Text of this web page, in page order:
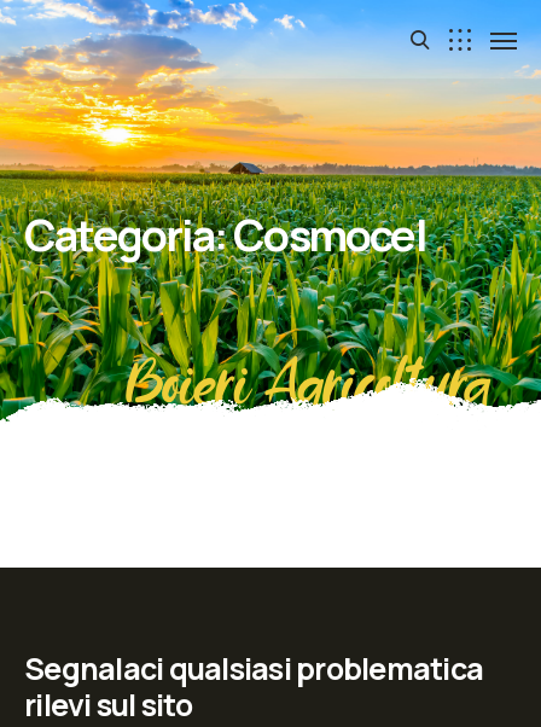
Categoria:Cosmocel
Boieri Agricoltura
Segnalaci qualsiasi problematica
rilevi sul sito